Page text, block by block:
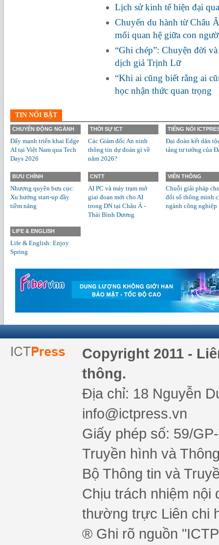
Lịch sử kinh tế hiện đại
Chuyến du hành từ Châu
mối quan hệ giữa con
“Ghi chép”: Chuyện đời
dịch giả Trịnh Lữ
“Khi ai cũng biết rằng ai
học nhận thức quan trọng
TIN NỔI BẬT
CHUYỂN ĐỘNG NGÀNH
Đẩy mạnh triển khai Edge
AI tại Việt Nam qua Tech
Days 2026
THỜI SỰ ICT
Các Giám đốc An ninh
thông tin dự đoán gì về
năm 2026?
TIẾNG NÓI
Đại đoàn kết dân
tảng tư tưởng của
BƯU CHÍNH
Nhượng quyền bưu cục:
Xu hướng start-up đầy
tiềm năng
CNTT
AI PC và máy trạm mở
giai đoạn mới cho AI
trong DN tại Châu Á -
Thái Bình Dương
VIỄN THÔNG
Chuỗi giải pháp
đổi số thông minh
ngành công nghiệp
LIFE & ENGLISH
Life & English: Enjoy
Spring
Copyright 2011 -
thông.
Địa chỉ: 18 Nguyễn
info@ictpress.vn
Giấy phép số: 59/
Truyền hình và
Bộ Thông tin và
Chịu trách nhiệm nội
thường trực Liên chi
® Ghi rõ nguồn